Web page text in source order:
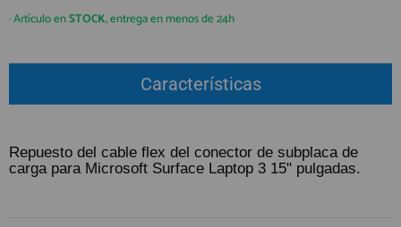
GUÍA DE COMPRA
(+34)912 477 744
Lunes a Viernes 09:30h a 20:00h
También atendemos Whatsapp
REGISTRO PROFESIONAL
· Artículo enSTOCK, entrega en menos de 24h
Características
Repuesto del cable flex del conector de subplaca de
carga para Microsoft Surface Laptop 3 15" pulgadas.